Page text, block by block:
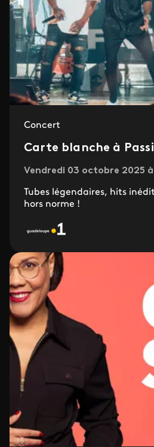
Concert
Carte blanche à Passi
Vendredi 03 octobre 2025
Tubes légendaires, hits
hors norme !